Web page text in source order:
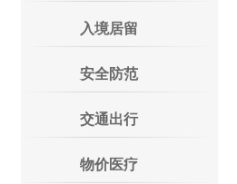
入境居留
安全防范
交通出行
物价医疗